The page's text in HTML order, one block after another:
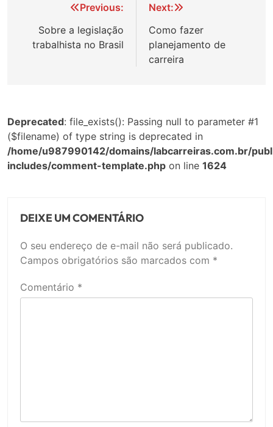
Navegação
Post
Previous:
Sobre a legislação
trabalhista no Brasil
Next:
Como fazer
planejamento de
carreira
Deprecated: file_exists(): Passing null to parameter #1
($filename) of type string is deprecated in
/home/u987990142/domains/labcarreiras.com.br/
includes/comment-template.php on line 1624
DEIXE UM COMENTÁRIO
O seu endereço de e-mail não será publicado.
Campos obrigatórios são marcados com *
Comentário *